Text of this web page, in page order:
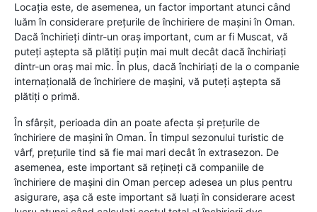
Locația este, de asemenea, un factor important atunci când
luăm în considerare prețurile de închiriere de mașini în Oman.
Dacă închirieți dintr-un oraș important, cum ar fi Muscat, vă
puteți aștepta să plătiți puțin mai mult decât dacă închiriați
dintr-un oraș mai mic. În plus, dacă închiriați de la o companie
internațională de închiriere de mașini, vă puteți aștepta să
plătiți o primă.
În sfârșit, perioada din an poate afecta și prețurile de
închiriere de mașini în Oman. În timpul sezonului turistic de
vârf, prețurile tind să fie mai mari decât în ​​extrasezon. De
asemenea, este important să rețineți că companiile de
închiriere de mașini din Oman percep adesea un plus pentru
asigurare, așa că este important să luați în considerare acest